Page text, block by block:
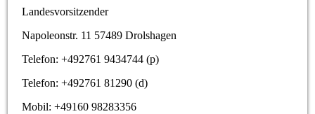
Landesvorsitzender
Napoleonstr. 11 57489 Drolshagen
Telefon: +492761 9434744 (p)
Telefon: +492761 81290 (d)
Mobil: +49160 98283356